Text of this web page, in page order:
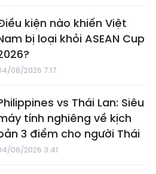
kiện nào khiến Việt
bị loại khỏi ASEAN Cup
08/2026 7:17
vs Thái Lan: Siêu
tính nghiêng về kịch
3 điểm cho người Thái
08/2026 3:41